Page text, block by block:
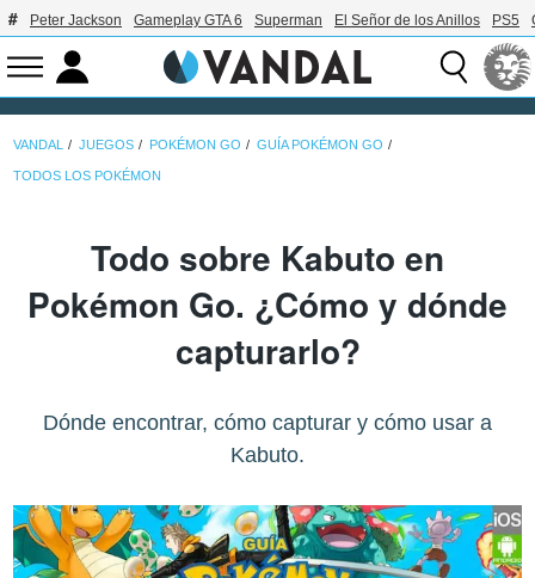
Peter Jackson Gameplay GTA 6 Superman El Señor de los Anillos PS5
VANDAL JUEGOS POKÉMON GO GUÍA POKÉMON GO
TODOS LOS POKÉMON
Todo sobre Kabuto en
Pokémon Go. ¿Cómo y dónde
capturarlo?
Dónde encontrar, cómo capturar y cómo usar a
Kabuto.